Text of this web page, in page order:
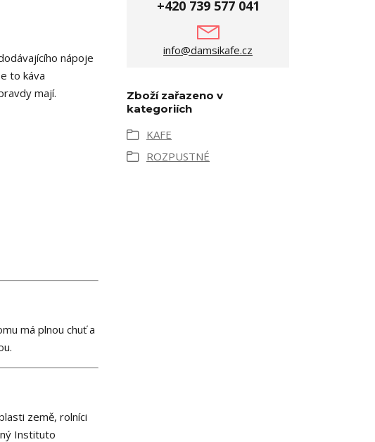
nápoje
to káva
mají.
má plnou chuť a
země, rolníci
Instituto
+420 739 577 041
info@damsikafe.cz
Zboží zařazeno v
kategoriích
KAFE
ROZPUSTNÉ